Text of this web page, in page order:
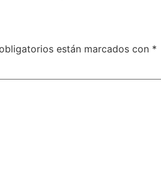
están marcados con *